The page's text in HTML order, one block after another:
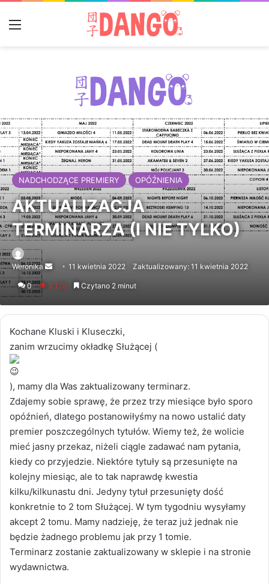
NADCHODZĄCE PREMIERY OPÓŹNIENIA
AKTUALIZACJA
TERMINARZA (I NIE TYLKO)
Weronika
Send
an
11 kwietnia 2022 Zaktualizowany: 11 kwietnia 2022
0 3 158 Czytano 2 minut
Kochane Kluski i Kluseczki,
zanim wrzucimy okładkę Służącej (
), mamy dla Was zaktualizowany terminarz.
Zdajemy sobie sprawę, że przez trzy miesiące było sporo
opóźnień, dlatego postanowiłyśmy na nowo ustalić daty
premier poszczególnych tytułów. Wiemy też, że wolicie
mieć jasny przekaz, niżeli ciągle zadawać nam pytania,
kiedy co przyjedzie. Niektóre tytuły są przesunięte na
kolejny miesiąc, ale to tak naprawdę kwestia
kilku/kilkunastu dni. Jedyny tytuł przesunięty dość
konkretnie to 2 tom Służącej. W tym tygodniu wysyłamy
akcept 2 tomu. Mamy nadzieję, że teraz już jednak nie
będzie żadnego problemu jak przy 1 tomie.
Terminarz zostanie zaktualizowany w sklepie i na stronie
wydawnictwa.